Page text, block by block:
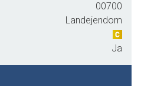
00700
Landejendom
Ja